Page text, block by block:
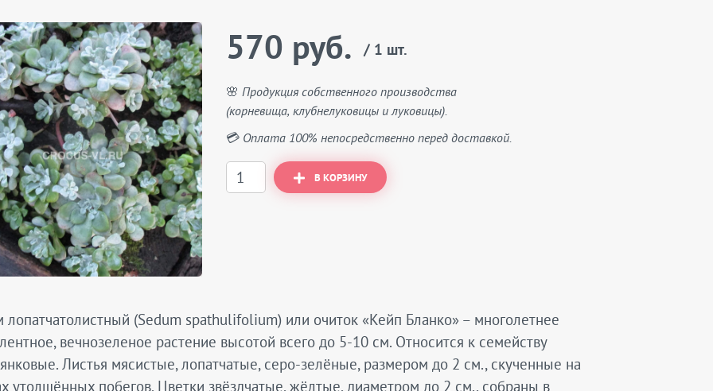
570 руб. / 1 шт.
🌸 Продукция собственного производства
(корневища, клубнелуковицы и луковицы).
💳 Оплата 100% непосредственно перед доставкой.
В КОРЗИНУ
лопатчатолистный (Sedum spathulifolium) или очиток «Кейп Бланко» – многолетнее
вечнозеленое растение высотой всего до 5-10 см. Относится к семейству
Листья мясистые, лопатчатые, серо-зелёные, размером до 2 см., скученные на
утолщённых побегов. Цветки звёздчатые, жёлтые, диаметром до 2 см., собраны в